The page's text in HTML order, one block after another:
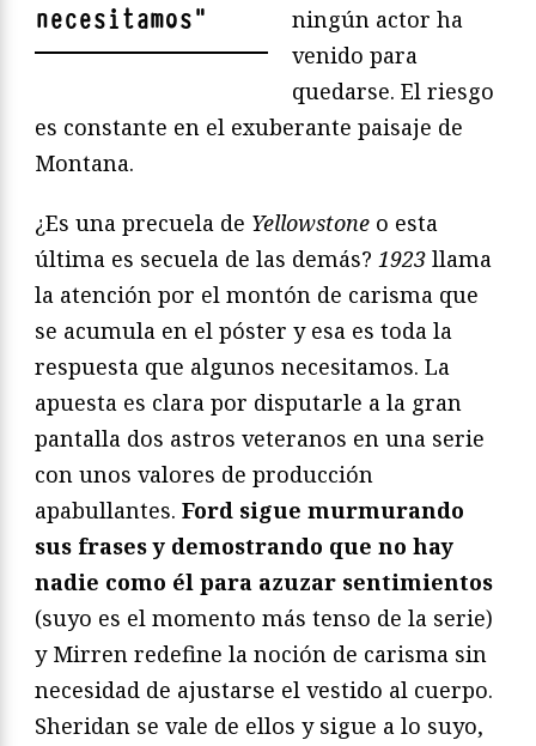
necesitamos"
ningún actor ha
venido para
quedarse. El riesgo
es constante en el exuberante paisaje de
Montana.
¿Es una precuela de Yellowstone o esta
última es secuela de las demás? 1923 llama
la atención por el montón de carisma que
se acumula en el póster y esa es toda la
respuesta que algunos necesitamos. La
apuesta es clara por disputarle a la gran
pantalla dos astros veteranos en una serie
con unos valores de producción
apabullantes. Ford sigue murmurando
sus frases y demostrando que no hay
nadie como él para azuzar sentimientos
(suyo es el momento más tenso de la serie)
y Mirren redefine la noción de carisma sin
necesidad de ajustarse el vestido al cuerpo.
Sheridan se vale de ellos y sigue a lo suyo,